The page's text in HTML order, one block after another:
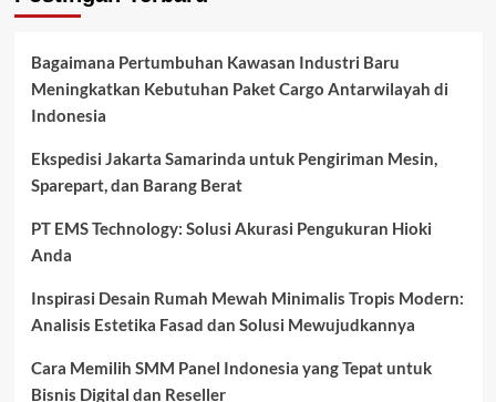
Bagaimana Pertumbuhan Kawasan Industri Baru
Meningkatkan Kebutuhan Paket Cargo Antarwilayah di
Indonesia
Ekspedisi Jakarta Samarinda untuk Pengiriman Mesin,
Sparepart, dan Barang Berat
PT EMS Technology: Solusi Akurasi Pengukuran Hioki
Anda
Inspirasi Desain Rumah Mewah Minimalis Tropis Modern:
Analisis Estetika Fasad dan Solusi Mewujudkannya
Cara Memilih SMM Panel Indonesia yang Tepat untuk
Bisnis Digital dan Reseller